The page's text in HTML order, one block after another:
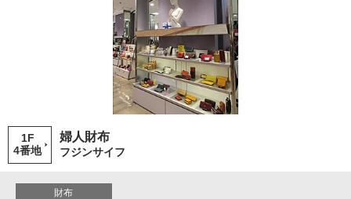
1F
4番地
婦人財布
フジンサイフ
財布